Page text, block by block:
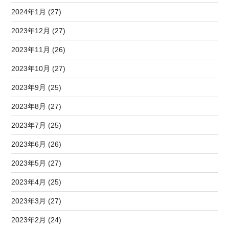
2024年1月 (27)
2023年12月 (27)
2023年11月 (26)
2023年10月 (27)
2023年9月 (25)
2023年8月 (27)
2023年7月 (25)
2023年6月 (26)
2023年5月 (27)
2023年4月 (25)
2023年3月 (27)
2023年2月 (24)